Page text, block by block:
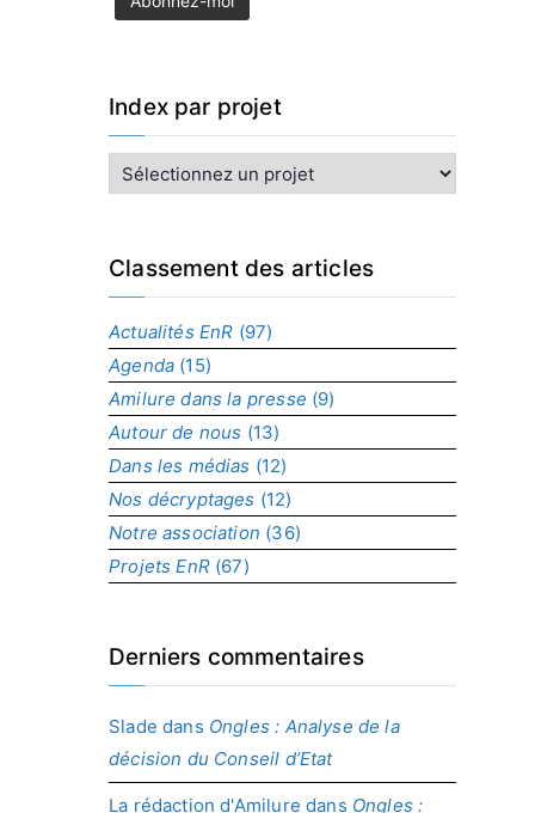
Index par projet
n
x
r
p
r
o
j
e
t
Classement des articles
Actualités EnR (97)
Agenda (15)
Amilure dans la presse (9)
Autour de nous (13)
Dans les médias (12)
Nos décryptages (12)
Notre association (36)
Projets EnR(67)
Derniers commentaires
Slade dans Ongles : Analyse de la
décision du Conseil d’Etat
La rédaction d'Amilure dans Ongles :